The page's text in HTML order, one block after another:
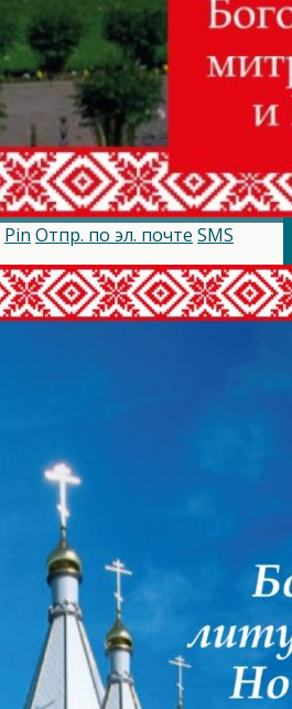
Pin Отпр. по эл. почте SMS